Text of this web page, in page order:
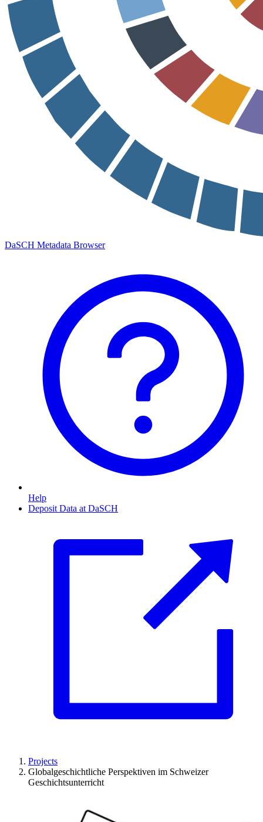
DaSCH Metadata Browser
Help
Deposit Data at DaSCH
Projects
Globalgeschichtliche Perspektiven im Schweizer
Geschichtsunterricht